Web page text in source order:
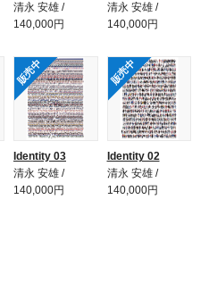
清永 安雄 /
140,000円
清永 安雄 /
140,000円
販売中
Identity 03
清永 安雄 /
140,000円
販売中
Identity 02
清永 安雄 /
140,000円